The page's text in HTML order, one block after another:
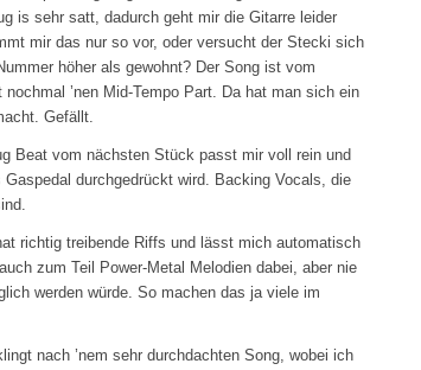
is sehr satt, dadurch geht mir die Gitarre leider
mir das nur so vor, oder versucht der Stecki sich
höher als gewohnt? Der Song ist vom
’nen Mid-Tempo Part. Da hat man sich ein
Gefällt.
Beat vom nächsten Stück passt mir voll rein und
durchgedrückt wird. Backing Vocals, die
richtig treibende Riffs und lässt mich automatisch
zum Teil Power-Metal Melodien dabei, aber nie
werden würde. So machen das ja viele im
nach ’nem sehr durchdachten Song, wobei ich